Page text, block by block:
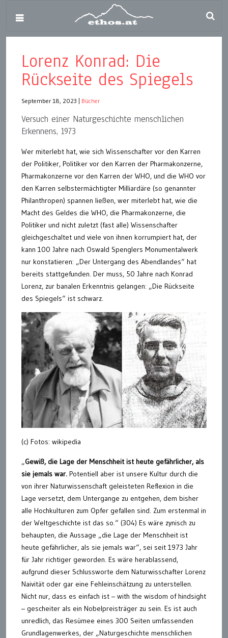
Lorenz Konrad: Die
Rückseite des Spiegels
September 18, 2023 Bücher
Versuch einer Naturgeschichte menschlichen
Erkennens, 1973
Wer miterlebt hat, wie sich Wissenschafter vor den Karren
der Politiker, Politiker vor den Karren der Pharmakonzerne,
Pharmakonzerne vor den Karren der WHO, und die WHO vor
den Karren selbstermächtigter Milliardäre (so genannter
Philanthropen) spannen ließen, wer miterlebt hat, wie die
Macht des Geldes die WHO, die Pharmakonzerne, die
Politiker und nicht zuletzt (fast alle) Wissenschafter
gleichgeschaltet und viele von ihnen korrumpiert hat, der
kann 100 Jahre nach Oswald Spenglers Monumentalwerk
nur konstatieren: „Der Untergang des Abendlandes“ hat
bereits stattgefunden. Der muss, 50 Jahre nach Konrad
Lorenz, zur banalen Erkenntnis gelangen: „Die Rückseite
des Spiegels“ ist schwarz.
(c) Fotos: wikipedia
„Gewiß, die Lage der Menschheit ist heute gefährlicher, als
sie jemals war. Potentiell aber ist unsere Kultur durch die
von ihrer Naturwissenschaft geleisteten Reflexion in die
Lage versetzt, dem Untergange zu entgehen, dem bisher
alle Hochkulturen zum Opfer gefallen sind. Zum erstenmal in
der Weltgeschichte ist das so.“ (304) Es wäre zynisch zu
behaupten, die Aussage „die Lage der Menschheit ist
heute gefährlicher, als sie jemals war“, sei seit 1973 Jahr
für Jahr richtiger geworden. Es wäre herablassend,
aufgrund dieser Schlussworte dem Naturwisschafter Lorenz
Naivität oder gar eine Fehleinschätzung zu unterstellen.
Nicht nur, dass es einfach ist – with the wisdom of hindsight
– gescheiter als ein Nobelpreisträger zu sein. Es ist auch
unredlich, das Resümee eines 300 Seiten umfassenden
Grundlagenwerkes, der „Naturgeschichte menschlichen